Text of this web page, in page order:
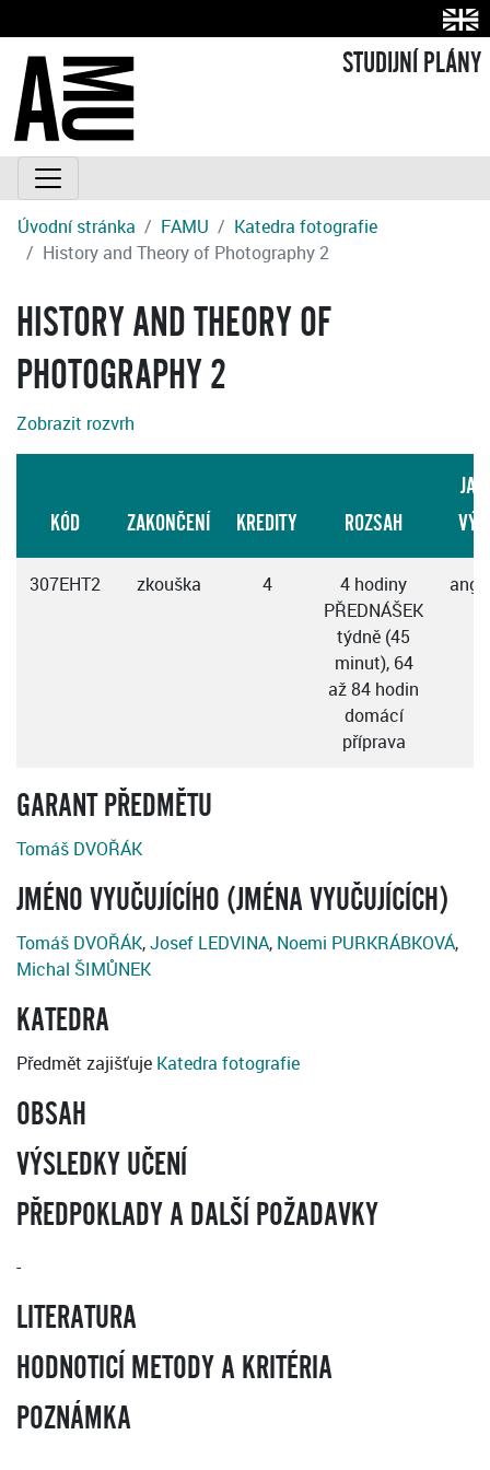
STUDIJNÍ PLÁNY
Úvodní stránka FAMU
Katedra fotografie
History and Theory of Photography 2
HISTORY AND THEORY OF
PHOTOGRAPHY 2
Zobrazit rozvrh
KÓD ZAKONČENÍ KREDITY ROZSAH
307EHT2 zkouška 4
4 hodiny
PŘEDNÁŠEK
týdně (45
minut), 64
až 84 hodin
domácí
příprava
GARANT PŘEDMĚTU
Tomáš DVOŘÁK
JMÉNO VYUČUJÍCÍHO (JMÉNA VYUČUJÍCÍCH)
Tomáš DVOŘÁK,Josef LEDVINA, Noemi PURKRÁBKOVÁ,
Michal ŠIMŮNEK
KATEDRA
Předmět zajišťuje Katedra fotografie
OBSAH
VÝSLEDKY UČENÍ
PŘEDPOKLADY A DALŠÍ POŽADAVKY
-
LITERATURA
HODNOTICÍ METODY A KRITÉRIA
POZNÁMKA